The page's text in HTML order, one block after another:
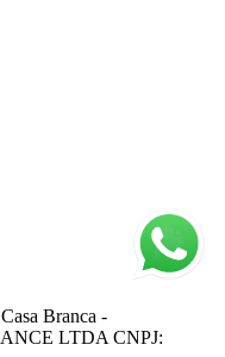
Casa Branca -
LTDA CNPJ: